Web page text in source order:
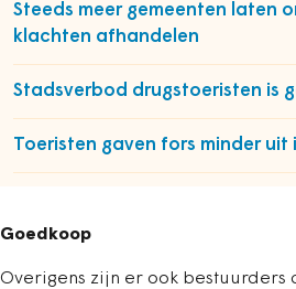
Steeds meer gemeenten laten
klachten afhandelen
Stadsverbod drugstoeristen is
Toeristen gaven fors minder uit
Goedkoop
Overigens zijn er ook bestuurders